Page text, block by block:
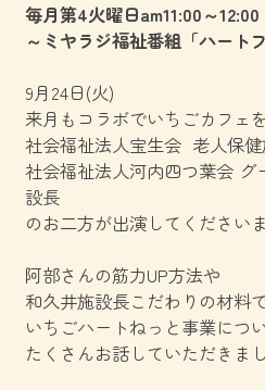
わたしたちについて
お知らせ
おこまり福祉相談
あんしん支援事業
相談内容例一覧
福祉SOSゲーム
毎月第4火曜日am11:00～12:00
～ミヤラジ福祉番組「ハート
9月24日(火)
来月もコラボでいちごカフェ
社会福祉法人宝生会 老人保
社会福祉法人河内四つ葉会
設長
のお二方が出演してください
阿部さんの筋力UP方法や
和久井施設長こだわりの材料
いちごハートねっと事業につ
たくさんお話していただきま